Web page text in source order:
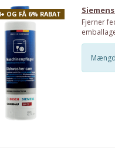
OG FÅ 6% RABAT
Fjerner